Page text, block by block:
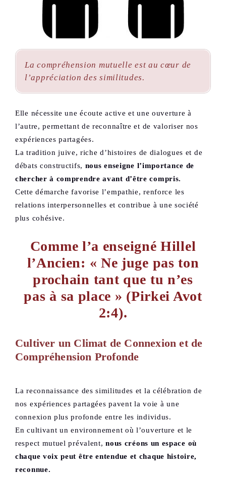
La compréhension mutuelle est au cœur de
l’appréciation des similitudes.
Elle nécessite une écoute active et une ouverture à
l’autre, permettant de reconnaître et de valoriser nos
expériences partagées.
La tradition juive, riche d’histoires de dialogues et de
débats constructifs, nous enseigne l’importance de
chercher à comprendre avant d’être compris.
Cette démarche favorise l’empathie, renforce les
relations interpersonnelles et contribue à une société
plus cohésive.
Comme l’a enseigné Hillel
l’Ancien: « Ne juge pas ton
prochain tant que tu n’es
pas à sa place » (Pirkei Avot
2:4).
Cultiver un Climat de Connexion et de
Compréhension Profonde
La reconnaissance des similitudes et la célébration de
nos expériences partagées pavent la voie à une
connexion plus profonde entre les individus.
En cultivant un environnement où l’ouverture et le
respect mutuel prévalent, nous créons un espace où
chaque voix peut être entendue et chaque histoire,
reconnue.